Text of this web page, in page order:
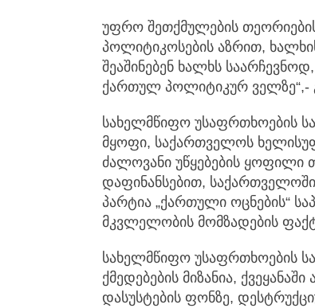
უფრო შეთქმულების
პოლიტიკოსების აზრით,
შეაშინებენ ხალხს
ქართულ პოლიტიკურ ველზე“,-
სახელმწიფო უსაფრთხოების
მყოფი, საქართველოს
ძალოვანი უწყებების ყოფილი
დაფინანსებით,
პარტია „ქართული ოცნების“
მკვლელობის მომზადების
სახელმწიფო უსაფრთხოების
ქმედებების მიზანია,
დასუსტების ფონზე,